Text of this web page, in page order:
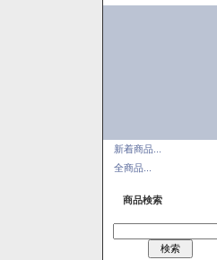
新着商品...
全商品...
商品検索